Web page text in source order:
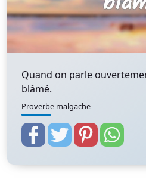
Quand on parle
blâmé.
Proverbe malgache